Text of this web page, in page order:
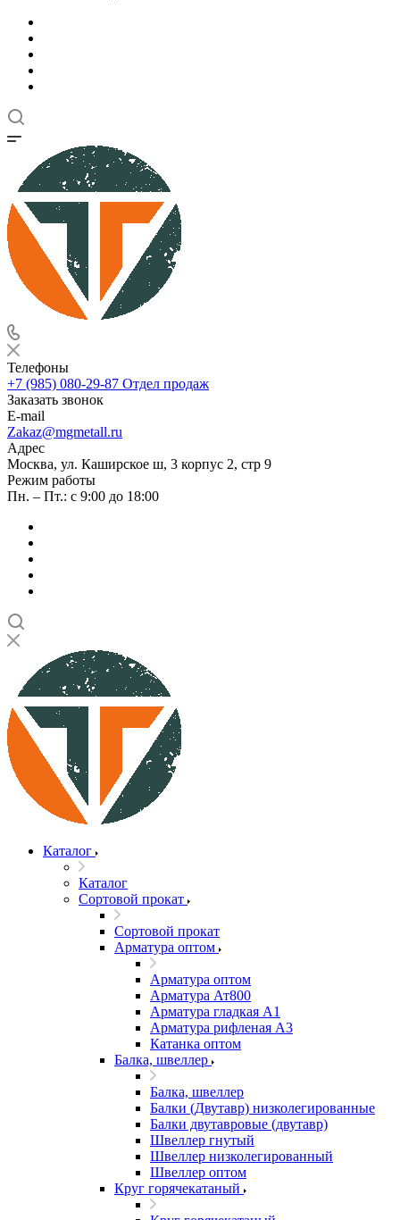
Телефоны
+7 (985) 080-29-87 Отдел продаж
Заказать звонок
E-mail
Zakaz@mgmetall.ru
Адрес
Москва, ул. Каширское ш, 3 корпус 2, стр 9
Режим работы
Пн. – Пт.: с 9:00 до 18:00
Каталог
Каталог
Сортовой прокат
Сортовой прокат
Арматура оптом
Арматура оптом
Арматура Ат800
Арматура гладкая А1
Арматура рифленая А3
Катанка оптом
Балка, швеллер
Балка, швеллер
Балки (Двутавр) низколегированные
Балки двутавровые (двутавр)
Швеллер гнутый
Швеллер низколегированный
Швеллер оптом
Круг горячекатаный